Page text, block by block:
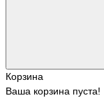
Корзина
Ваша корзина пуста!